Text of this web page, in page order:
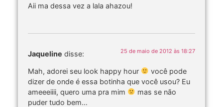
Aii ma dessa vez a lala ahazou!
Jaqueline disse: 25 de maio de 2012 às 18:27
Mah, adorei seu look happy hour
você pode
dizer de onde é essa botinha que você usou? Eu
ameeeiiii, quero uma pra mim
mas se não
puder tudo bem…